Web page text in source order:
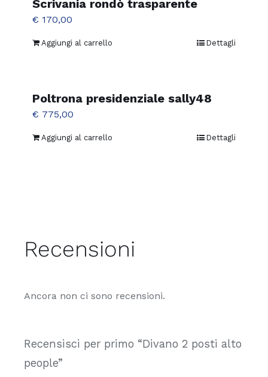
varianti.
opzioni
scelte
nella
pagina
Scrivania rondò trasparente
€ 170,00
Aggiungi al carrello Dettagli
Poltrona presidenziale sally48
€ 775,00
Aggiungi al carrello Dettagli
Recensioni
Ancora non ci sono recensioni.
Recensisci per primo “Divano 2 posti alto
people”